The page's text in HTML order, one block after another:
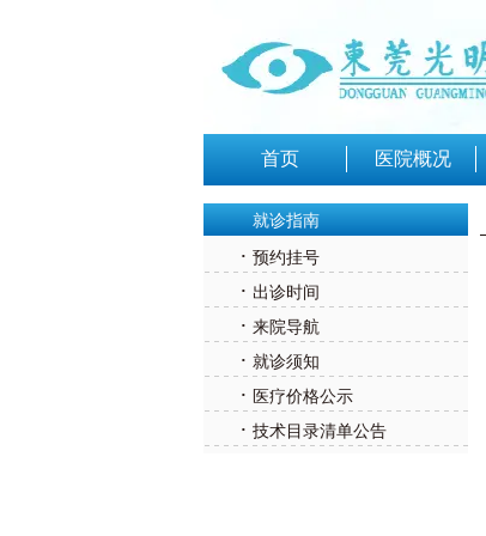
首页 医院概况
就诊指南
· 预约挂号
· 出诊时间
· 来院导航
· 就诊须知
· 医疗价格公示
· 技术目录清单公告